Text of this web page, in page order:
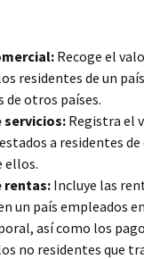
Recoge el
residentes de un
de otros países.
servicios: Registra el
a residentes
ellos.
rentas: Incluye las
un país empleados
así como los
no residentes que